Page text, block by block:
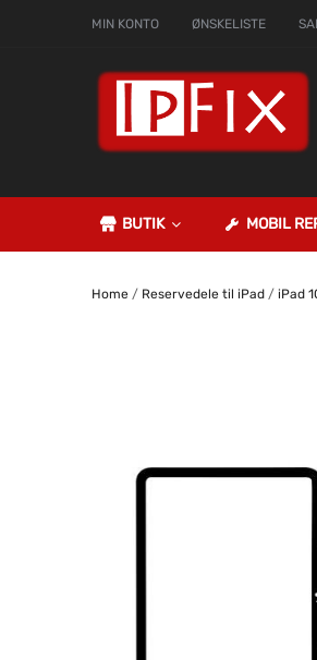
MIN KONTO ØNSKELISTE
BUTIK MOBIL
Home/ Reservedele til iPad/ iPad